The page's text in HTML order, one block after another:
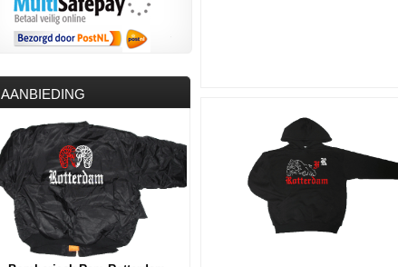
AANBIEDING